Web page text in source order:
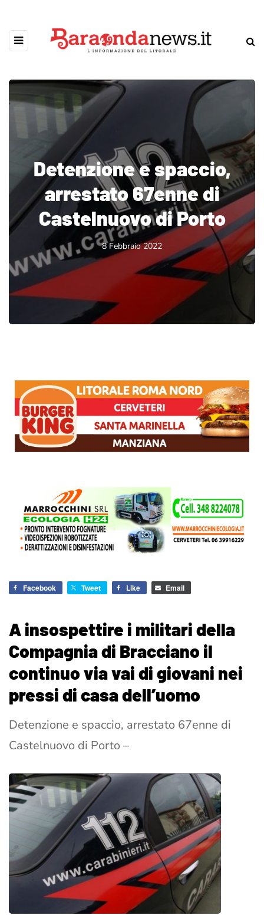
Detenzione e spaccio,
arrestato 67enne di
Castelnuovo di Porto
8 Febbraio 2022
Facebook Tweet Like Email
A insospettire i militari della
Compagnia di Bracciano il
continuo via vai di giovani nei
pressi di casa dell’uomo
Detenzione e spaccio, arrestato 67enne di
Castelnuovo di Porto –